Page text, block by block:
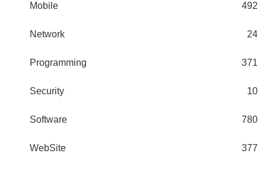
Mobile 492
Network 24
Programming 371
Security 10
Software 780
WebSite 377